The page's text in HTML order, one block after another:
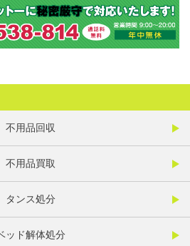
不用品回収
不用品買取
タンス処分
ッド解体処分